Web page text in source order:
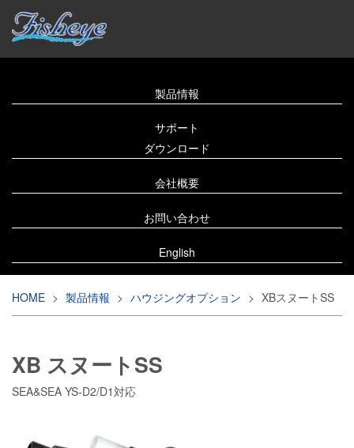
製品情報
サポート
ダウンロード
会社概要
お問い合わせ
English
HOME > 製品情報 > ハウジングオプション > XBスヌートSS
XB スヌートSS
SEA&SEA YS-D2/D1対応